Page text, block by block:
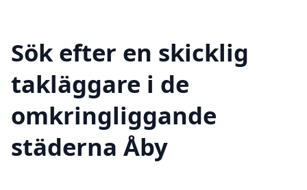
Sök efter en skicklig
takläggare i de
omkringliggande
städerna Åby